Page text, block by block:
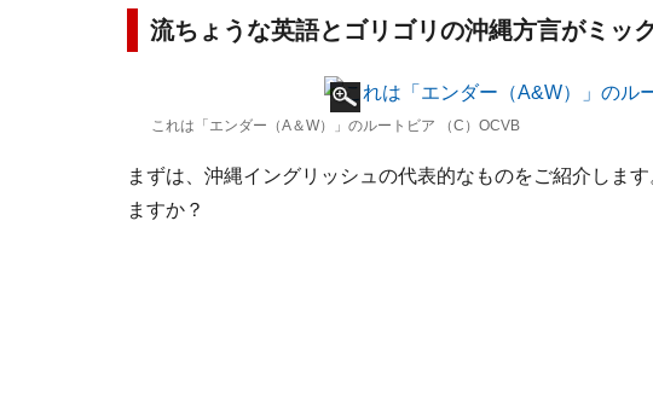
流ちょうな英語とゴリゴリの沖縄方言がミッ
これは「エンダー（A＆W）」のルートビア （C）OCVB
まずは、沖縄イングリッシュの代表的なものをご紹介しま
ますか？